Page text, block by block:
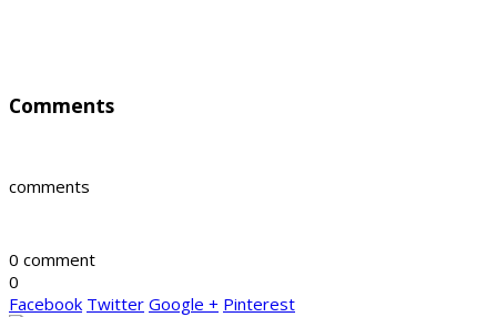
Comments
comments
0 comment
0
Facebook Twitter Google + Pinterest